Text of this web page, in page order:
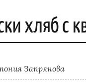
хляб с
Запрянова